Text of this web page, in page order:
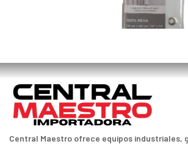
Central Maestro ofrece equipos industriales,